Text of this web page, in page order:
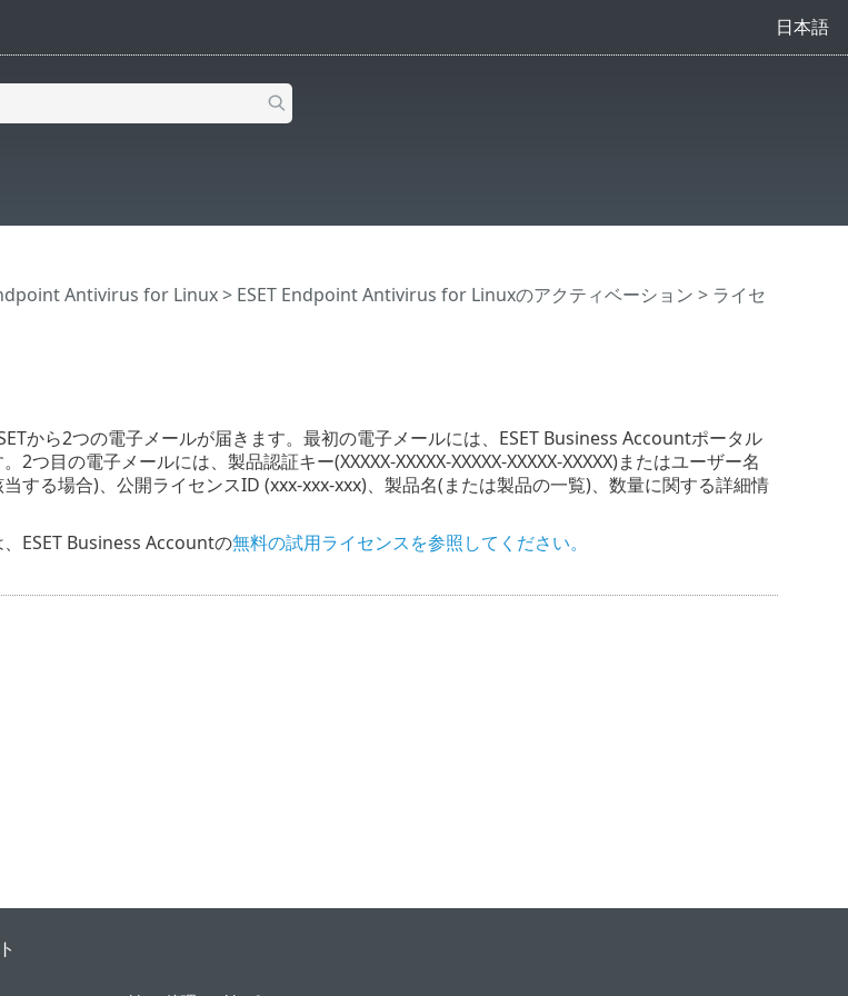
日本語
Antivirus for Linux> ESET Endpoint Antivirus for Linuxのアクティベーション > ライセ
から2つの電子メールが届きます。最初の電子メールには、ESET Business Accountポータル
つ目の電子メールには、製品認証キー(XXXXX-XXXXX-XXXXX-XXXXX-XXXXX)またはユーザー名
する場合)、公開ライセンスID (xxx-xxx-xxx)、製品名(または製品の一覧)、数量に関する詳細情
ESET Business Accountの無料の試用ライセンスを参照してください。